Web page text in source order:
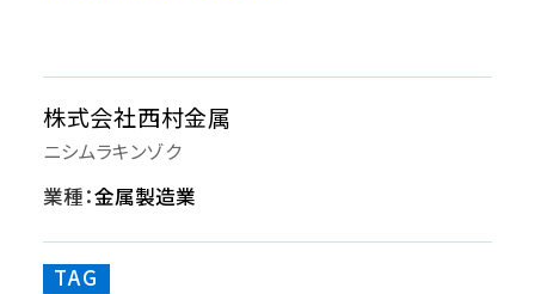
株式会社西村金属
ニシムラキンゾク
業種：金属製造業
TAG